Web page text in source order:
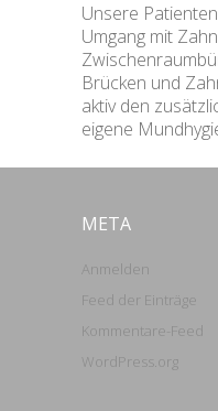
Unsere
Umgang mit
Brücken und
aktiv den
eigene
META
Anmelden
Feed der Einträge
Kommentare-Feed
WordPress.org